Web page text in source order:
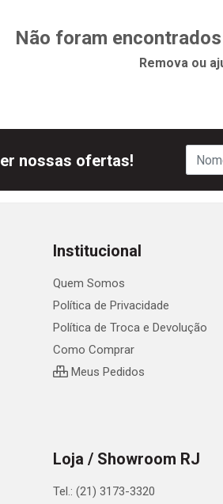
Não foram
Remova ou
nossas ofertas!
Institucional
Quem Somos
Política de Privacidade
Política de Troca e Devolução
Como Comprar
Meus Pedidos
Loja / Showroom RJ
Tel.: (21) 3173-3320